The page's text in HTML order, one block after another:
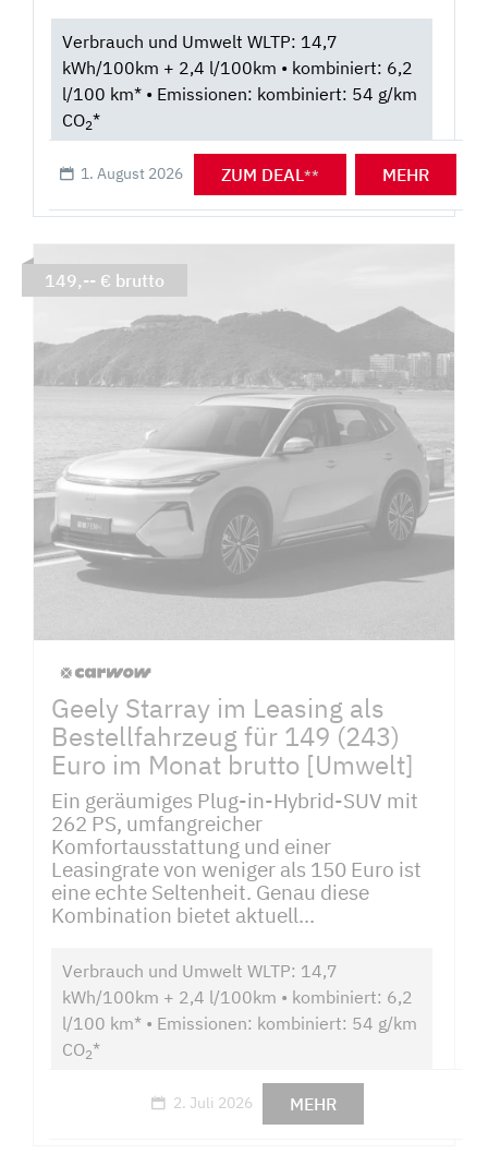
Verbrauch und Umwelt WLTP: 14,7
kWh/100km + 2,4 l/100km • kombiniert: 6,2
l/100 km* • Emissionen: kombiniert: 54 g/km
CO2*
1. August 2026 ZUM DEAL ** MEHR
Geely Starray im Leasing als
Bestellfahrzeug für 149 (243)
Euro im Monat brutto [Umwelt]
Ein geräumiges Plug-in-Hybrid-SUV mit
262 PS, umfangreicher
Komfortausstattung und einer
Leasingrate von weniger als 150 Euro ist
eine echte Seltenheit. Genau diese
Kombination bietet aktuell...
Verbrauch und Umwelt WLTP: 14,7
kWh/100km + 2,4 l/100km • kombiniert: 6,2
l/100 km* • Emissionen: kombiniert: 54 g/km
CO2*
2. Juli 2026 MEHR
149,-- € brutto